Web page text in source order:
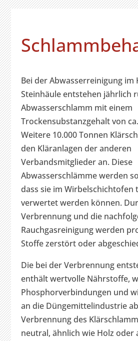
Bei der Abwasserreinigung im
Steinhäule entstehen jährlich
Abwasserschlamm mit einem
Trockensubstanzgehalt von
Weitere 10.000 Tonnen
den Kläranlagen der anderen
Verbandsmitglieder an. Diese
Abwasserschlämme werden
dass sie im Wirbelschichtofen
verwertet werden können.
Verbrennung und die
Rauchgasreinigung werden
Stoffe zerstört oder
Die bei der Verbrennung
enthält wertvolle Nährstoffe,
Phosphorverbindungen und
an die Düngemittelindustrie
Verbrennung des
neutral, ähnlich wie Holz oder